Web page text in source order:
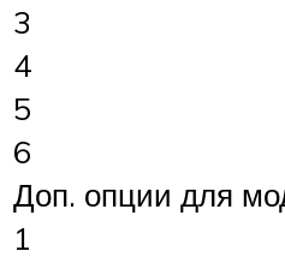
3
4
5
6
Доп. опции для
1